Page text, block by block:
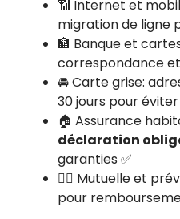
📶 Internet et
migration de ligne
🏦 Banque et
correspondance
🚘 Carte grise:
30 jours pour
🏠 Assurance
déclaration
garanties ✅
👩‍⚕️ Mutuelle et
pour